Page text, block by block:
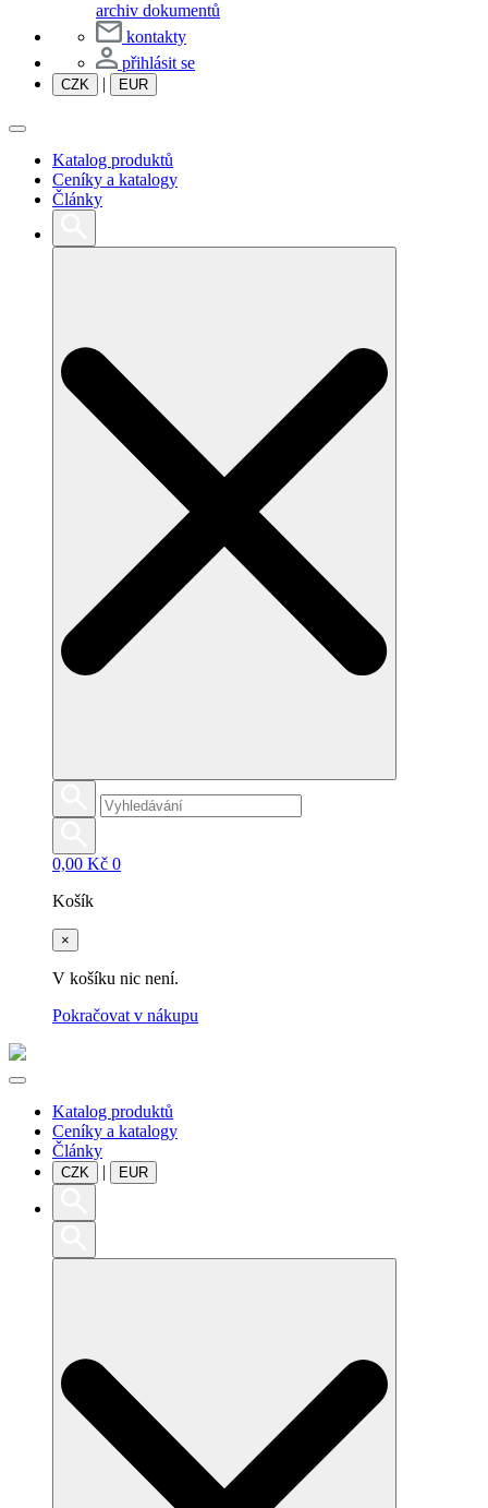
archiv dokumentů
kontakty
přihlásit se
CZK | EUR
Katalog produktů
Ceníky a katalogy
Články
Search
0,00 Kč 0
Košík
×
V košíku nic není.
Pokračovat v nákupu
Katalog produktů
Ceníky a katalogy
Články
CZK | EUR
Search